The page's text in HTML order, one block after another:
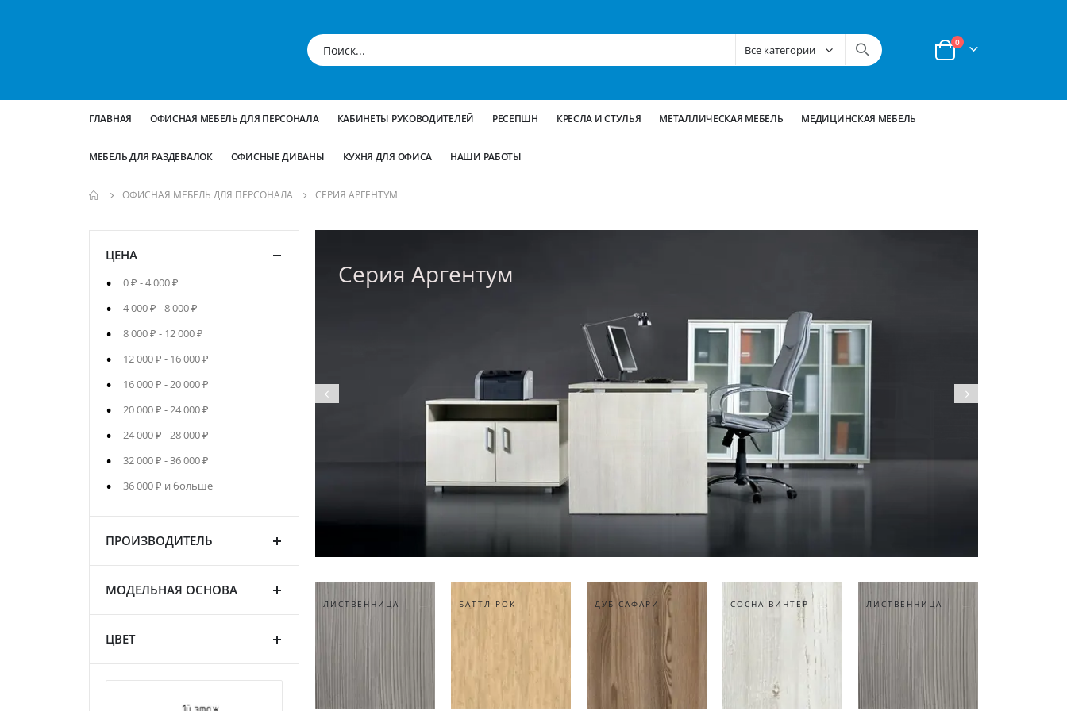
Корзина
0позиции
ГЛАВНАЯ ОФИСНАЯ МЕБЕЛЬ ДЛЯ ПЕРСОНАЛА КАБИНЕТЫ РУКОВОДИТЕЛЕЙ РЕСЕПШН КРЕСЛА И СТУЛЬЯ МЕТАЛЛИЧЕСКАЯ МЕБЕЛЬ МЕДИЦИНСКАЯ МЕБЕЛЬ
МЕБЕЛЬ ДЛЯ РАЗДЕВАЛОК ОФИСНЫЕ ДИВАНЫ КУХНЯ ДЛЯ ОФИСА НАШИ РАБОТЫ
ОФИСНАЯ МЕБЕЛЬ ДЛЯ ПЕРСОНАЛА СЕРИЯ АРГЕНТУМ
Серия Аргентум
ЛИСТВЕННИЦА БАТТЛ РОК ДУБ САФАРИ СОСНА ВИНТЕР ЛИСТВЕННИЦА
ЦЕНА
0 ₽ -4 000 ₽
4 000 ₽ -8 000 ₽
8 000 ₽ - 12 000 ₽
12 000 ₽ - 16 000 ₽
16 000 ₽ -20 000 ₽
20 000 ₽ -24 000 ₽
24 000 ₽ -28 000 ₽
32 000 ₽ -36 000 ₽
36 000 ₽ и больше
ПРОИЗВОДИТЕЛЬ
МОДЕЛЬНАЯ ОСНОВА
ЦВЕТ